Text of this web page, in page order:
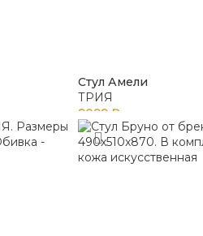
Стул Амели
ТРИЯ
9099 ₽